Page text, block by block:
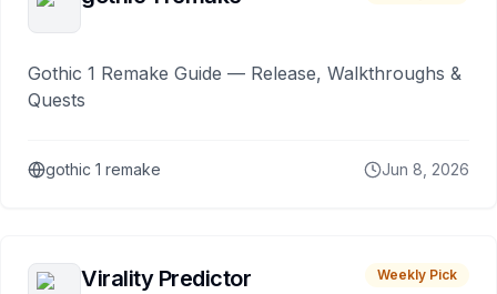
Gothic 1 Remake Guide — Release, Walkthroughs &
Quests
gothic 1 remake Jun 8, 2026
Virality Predictor Weekly Pick